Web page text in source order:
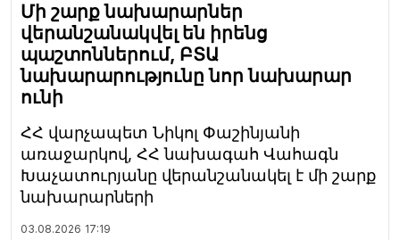
Մի շարք նախարարներ
վերանշանակվել են իրենց
պաշտոններում, ԲՏԱ
նախարարությունը նոր նախարար
ունի
ՀՀ վարչապետ Նիկոլ Փաշինյանի
առաջարկով, ՀՀ նախագահ Վահագն
Խաչատուրյանը վերանշանակել է մի շարք
նախարարների
03.08.2026 17:19